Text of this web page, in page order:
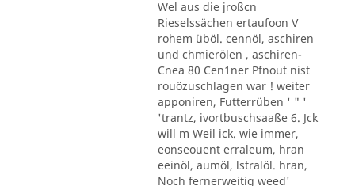
Wel aus die jroßcn
Rieselssächen ertaufoon V
rohem üböl. cennöl, aschiren
und chmierölen , aschiren-
Cnea 80 Cen1ner Pfnout nist
rouözuschlagen war ! weiter
apponiren, Futterrüben ' " '
'trantz, ivortbuschsaaße 6. Jck
will m Weil ick. wie immer,
eonseouent erraleum, hran
eeinöl, aumöl, lstralöl. hran,
Noch fernerweitig weed'